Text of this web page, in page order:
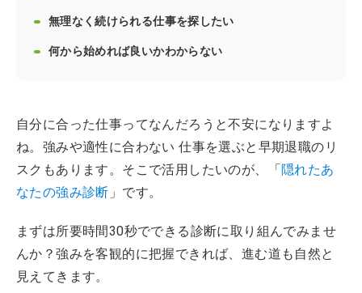
無理なく続けられる仕事を探したい
何から始めれば良いかわからない
自分に合った仕事ってなんだろうと不安になりますよ
ね。強みや適性に合わない 仕事を選ぶと早期退職のリ
スクもあります。そこで活用したいのが、「隠れたあ
なたの強み診断 」です。
まずは所要時間30秒でできる診断に取り組んでみませ
んか？強みを客観的に把握できれば、進む道も自然と
見えてきます。